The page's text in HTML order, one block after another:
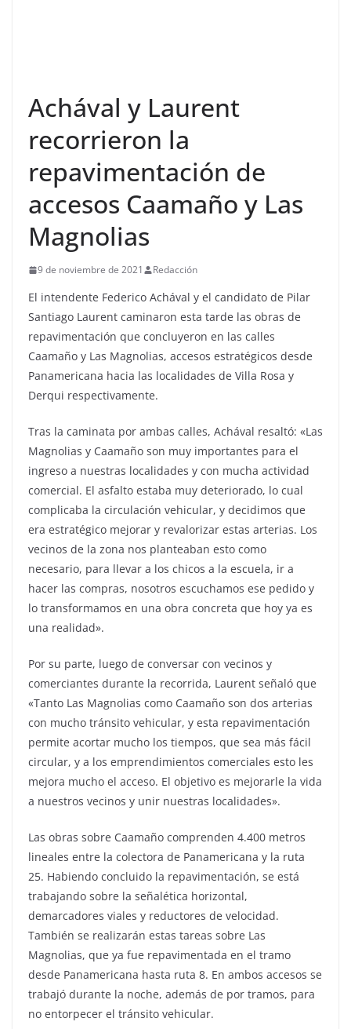
Achával y Laurent
recorrieron la
repavimentación de
accesos Caamaño y Las
Magnolias
9 de noviembre de 2021 Redacción
El intendente Federico Achával y el candidato de Pilar
Santiago Laurent caminaron esta tarde las obras de
repavimentación que concluyeron en las calles
Caamaño y Las Magnolias, accesos estratégicos desde
Panamericana hacia las localidades de Villa Rosa y
Derqui respectivamente.
Tras la caminata por ambas calles, Achával resaltó: «Las
Magnolias y Caamaño son muy importantes para el
ingreso a nuestras localidades y con mucha actividad
comercial. El asfalto estaba muy deteriorado, lo cual
complicaba la circulación vehicular, y decidimos que
era estratégico mejorar y revalorizar estas arterias. Los
vecinos de la zona nos planteaban esto como
necesario, para llevar a los chicos a la escuela, ir a
hacer las compras, nosotros escuchamos ese pedido y
lo transformamos en una obra concreta que hoy ya es
una realidad».
Por su parte, luego de conversar con vecinos y
comerciantes durante la recorrida, Laurent señaló que
«Tanto Las Magnolias como Caamaño son dos arterias
con mucho tránsito vehicular, y esta repavimentación
permite acortar mucho los tiempos, que sea más fácil
circular, y a los emprendimientos comerciales esto les
mejora mucho el acceso. El objetivo es mejorarle la vida
a nuestros vecinos y unir nuestras localidades».
Las obras sobre Caamaño comprenden 4.400 metros
lineales entre la colectora de Panamericana y la ruta
25. Habiendo concluido la repavimentación, se está
trabajando sobre la señalética horizontal,
demarcadores viales y reductores de velocidad.
También se realizarán estas tareas sobre Las
Magnolias, que ya fue repavimentada en el tramo
desde Panamericana hasta ruta 8. En ambos accesos se
trabajó durante la noche, además de por tramos, para
no entorpecer el tránsito vehicular.